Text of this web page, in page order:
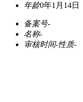
年龄0年1月14日
备案号-
名称-
审核时间-性质-